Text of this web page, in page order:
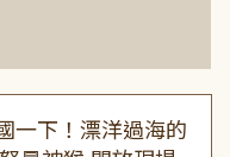
一下！漂洋過海的